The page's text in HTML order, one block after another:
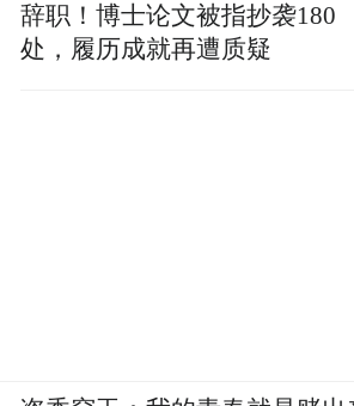
辞职！博士论文被指抄袭180
处，履历成就再遭质疑